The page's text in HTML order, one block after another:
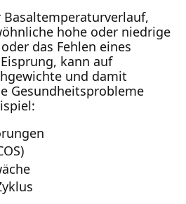
hohe oder niedrige
das Fehlen eines
kann auf
und damit
Gesundheitsprobleme